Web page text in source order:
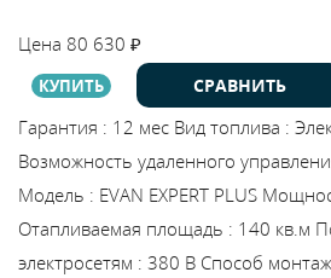
Цена 80 630 ₽
КУПИТЬ СРАВНИТЬ
Гарантия : 12 мес Вид топлива :
Возможность удаленного
Модель : EVAN EXPERT PLUS
Отапливаемая площадь : 140 кв.м
электросетям : 380 В Способ